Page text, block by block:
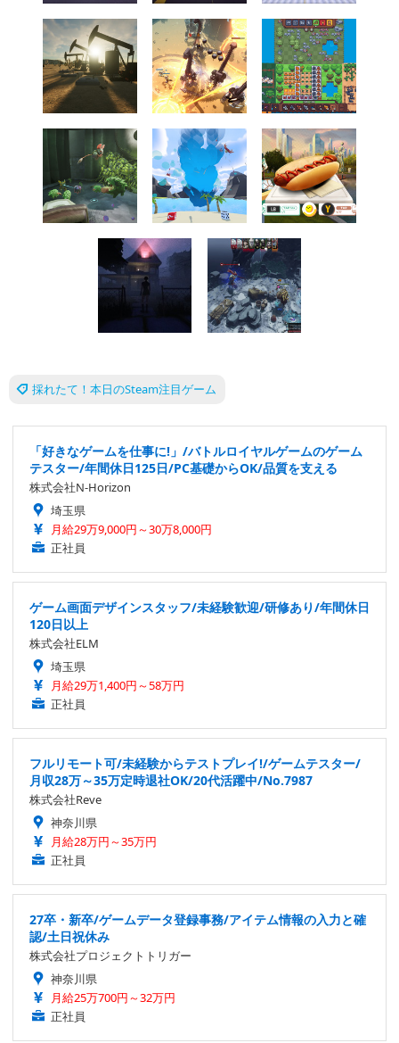
採れたて！本日のSteam注目ゲーム
「好きなゲームを仕事に!」/バトルロイヤルゲームのゲーム
テスター/年間休日125日/PC基礎からOK/品質を支える
株式会社N-Horizon
埼玉県
月給29万9,000円～30万8,000円
正社員
ゲーム画面デザインスタッフ/未経験歓迎/研修あり/年間休日
120日以上
株式会社ELM
埼玉県
月給29万1,400円～58万円
正社員
フルリモート可/未経験からテストプレイ!/ゲームテスター/
月収28万～35万定時退社OK/20代活躍中/No.7987
株式会社Reve
神奈川県
月給28万円～35万円
正社員
27卒・新卒/ゲームデータ登録事務/アイテム情報の入力と確
認/土日祝休み
株式会社プロジェクトトリガー
神奈川県
月給25万700円～32万円
正社員